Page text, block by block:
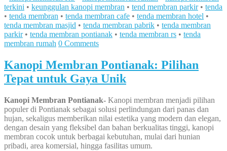
terkini • keunggulan kanopi membran • tend membran parkir• tenda
• tenda membran • tenda membran cafe • tenda membran hotel •
tenda membran masjid • tenda membran pabrik • tenda membran
parkir• tenda membran pontianak • tenda membran rs • tenda
membran rumah 0 Comments
Kanopi Membran Pontianak: Pilihan
Tepat untuk Gaya Unik
Kanopi Membran Pontianak- Kanopi membran menjadi pilihan
populer di Pontianak sebagai solusi perlindungan dari panas dan
hujan, sekaligus memberikan nilai estetika yang modern dan elegan,
dengan desain yang fleksibel dan bahan berkualitas tinggi, kanopi
membran cocok untuk berbagai kebutuhan, mulai dari hunian
pribadi, area komersial, hingga fasilitas umum.